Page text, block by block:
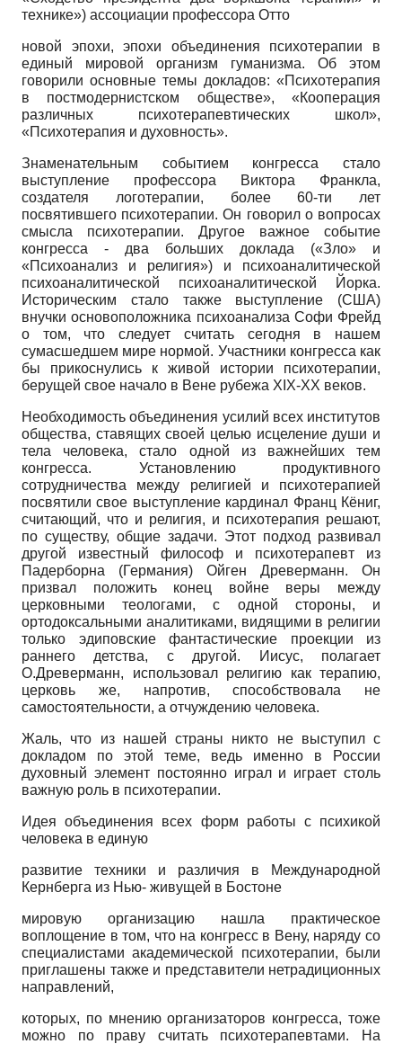
технике») ассоциации профессора Отто
новой эпохи, эпохи объединения психотерапии в
единый мировой организм гуманизма. Об этом
говорили основные темы докладов: «Психотерапия
в постмодернистском обществе», «Кооперация
различных психотерапевтических школ»,
«Психотерапия и духовность».
Знаменательным событием конгресса стало
выступление профессора Виктора Франкла,
создателя логотерапии, более 60-ти лет
посвятившего психотерапии. Он говорил о вопросах
смысла психотерапии. Другое важное событие
конгресса - два больших доклада («Зло» и
«Психоанализ и религия») и психоаналитической
психоаналитической психоаналитической Йорка.
Историческим стало также выступление (США)
внучки основоположника психоанализа Софи Фрейд
о том, что следует считать сегодня в нашем
сумасшедшем мире нормой. Участники конгресса как
бы прикоснулись к живой истории психотерапии,
берущей свое начало в Вене рубежа XIX-XX веков.
Необходимость объединения усилий всех институтов
общества, ставящих своей целью исцеление души и
тела человека, стало одной из важнейших тем
конгресса. Установлению продуктивного
сотрудничества между религией и психотерапией
посвятили свое выступление кардинал Франц Кёниг,
считающий, что и религия, и психотерапия решают,
по существу, общие задачи. Этот подход развивал
другой известный философ и психотерапевт из
Падерборна (Германия) Ойген Древерманн. Он
призвал положить конец войне веры между
церковными теологами, с одной стороны, и
ортодоксальными аналитиками, видящими в религии
только эдиповские фантастические проекции из
раннего детства, с другой. Иисус, полагает
О.Древерманн, использовал религию как терапию,
церковь же, напротив, способствовала не
самостоятельности, а отчуждению человека.
Жаль, что из нашей страны никто не выступил с
докладом по этой теме, ведь именно в России
духовный элемент постоянно играл и играет столь
важную роль в психотерапии.
Идея объединения всех форм работы с психикой
человека в единую
развитие техники и различия в Международной
Кернберга из Нью- живущей в Бостоне
мировую организацию нашла практическое
воплощение в том, что на конгресс в Вену, наряду со
специалистами академической психотерапии, были
приглашены также и представители нетрадиционных
направлений,
которых, по мнению организаторов конгресса, тоже
можно по праву считать психотерапевтами. На